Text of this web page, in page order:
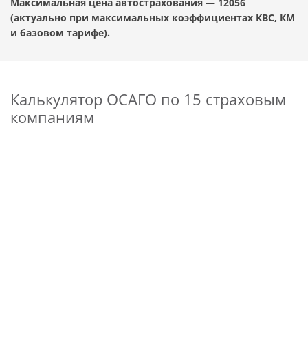
(актуально при максимальных коэффициентах КВС, КМ
и базовом тарифе).
Калькулятор ОСАГО по 15 страховым
компаниям